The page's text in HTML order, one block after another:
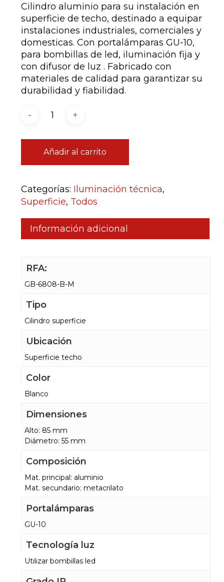
Cilindro aluminio para su instalación en
superficie de techo, destinado a equipar
instalaciones industriales, comerciales y
domesticas. Con portalámparas GU-10,
para bombillas de led, iluminación fija y
con difusor de luz . Fabricado con
materiales de calidad para garantizar su
durabilidad y fiabilidad.
Añadir al carrito
Categorías: Iluminación técnica,
Superficie, Todos
Información adicional
RFA:
GB-6808-B-M
Tipo
Cilindro superficie
Ubicación
Superficie techo
Color
Blanco
Dimensiones
Alto: 85 mm
Diámetro: 55 mm
Composición
Mat. principal: aluminio
Mat. secundario: metacrilato
Portalámparas
GU-10
Tecnología luz
Utilizar bombillas led